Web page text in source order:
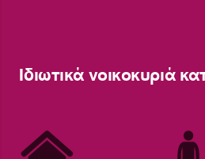
Ιδιωτικά νοικοκυριά